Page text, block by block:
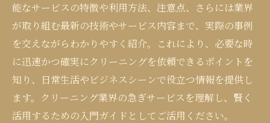
能なサービスの特徴や利用方法、注意点、さらには業界
が取り組む最新の技術やサービス内容まで、実際の事例
を交えながらわかりやすく紹介。これにより、必要な時
に迅速かつ確実にクリーニングを依頼できるポイントを
知り、日常生活やビジネスシーンで役立つ情報を提供し
ます。クリーニング業界の急ぎサービスを理解し、賢く
活用するための入門ガイドとしてご活用ください。